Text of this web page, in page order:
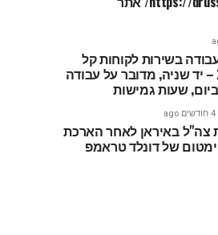
בשירות לקוחות קל
ונוח, בתחום היד 2 – יד שניה, מדובר על עבודה
שעות גמישות
4 חודשים ago
צה"ל באיראן לאחר הארכת
של דונלד טראמפ